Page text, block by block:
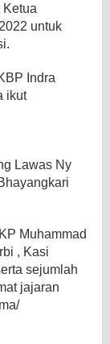
Ketua
untuk
Indra
ikut
Lawas Ny
Muhammad
, Kasi
sejumlah
jajaran